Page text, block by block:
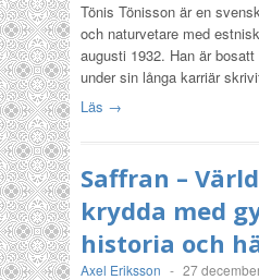
Tönis Tönisson är en
och naturvetare med
augusti 1932. Han är
under sin långa karriär
Läs →
Saffran –
krydda med
historia och
Axel Eriksson - 27